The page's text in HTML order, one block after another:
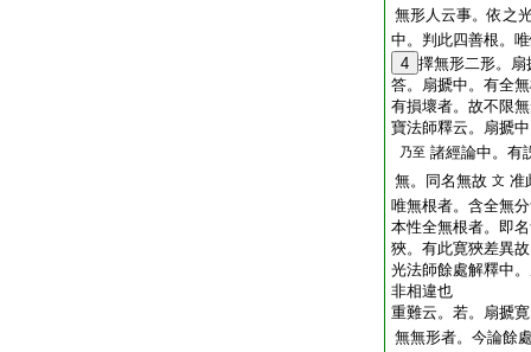
無形人云事。依之
中。判此四善根。
4 擇無形二形。
答。扇搋中。有全
有損壞者。故不限
寶法師釋云。扇搋
乃至 諸經論中。有
無。同名無故 文 准
唯無根者。含全無
本性全無根者。即
狹。有此寛狹差異
光法師餘處解釋中
非相違也
重難云。若。扇搋
無無形者。今論餘